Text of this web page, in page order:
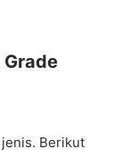
Grade
jenis. Berikut